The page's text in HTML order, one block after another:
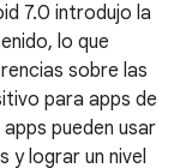
7.0 introdujo la
lo que
sobre las
para apps de
pueden usar
y lograr un nivel